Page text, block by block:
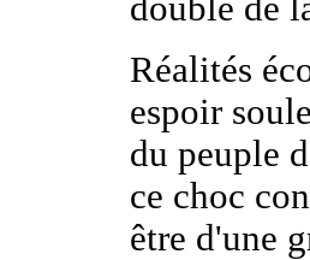
double de
Réalités
espoir
du peuple
ce choc
être d'une